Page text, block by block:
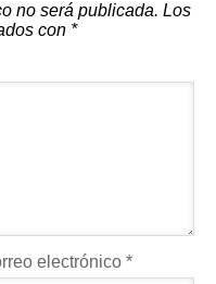
no será publicada. Los
con *
electrónico*